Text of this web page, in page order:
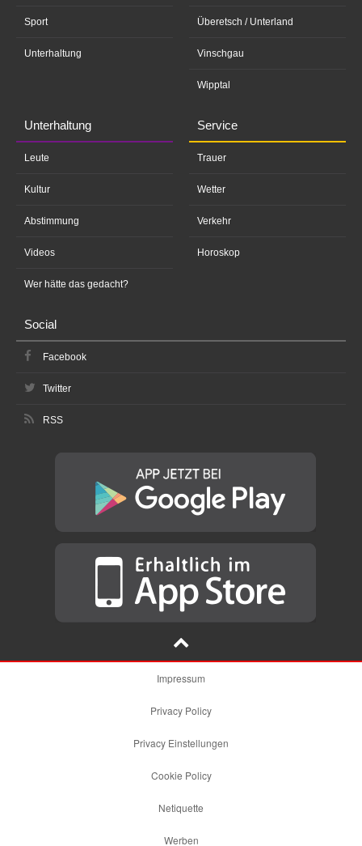
Sport
Unterhaltung
Überetsch / Unterland
Vinschgau
Wipptal
Unterhaltung
Leute
Kultur
Abstimmung
Videos
Wer hätte das gedacht?
Service
Trauer
Wetter
Verkehr
Horoskop
Social
Facebook
Twitter
RSS
Impressum
Privacy Policy
Privacy Einstellungen
Cookie Policy
Netiquette
Werben